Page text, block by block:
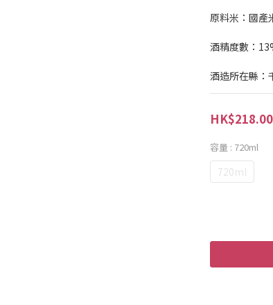
原料米：國產
酒精度數：
酒造所在縣：
HK$218.00
容量 : 720ml
720ml